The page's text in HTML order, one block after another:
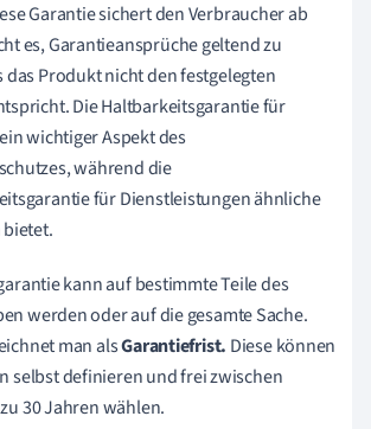
Garantie sichert den Verbraucher ab
es, Garantieansprüche geltend zu
das Produkt nicht den festgelegten
Die Haltbarkeitsgarantie für
wichtiger Aspekt des
während die
für Dienstleistungen ähnliche
kann auf bestimmte Teile des
werden oder auf die gesamte Sache.
man alsGarantiefrist. Diese können
selbst definieren und frei zwischen
30 Jahren wählen.